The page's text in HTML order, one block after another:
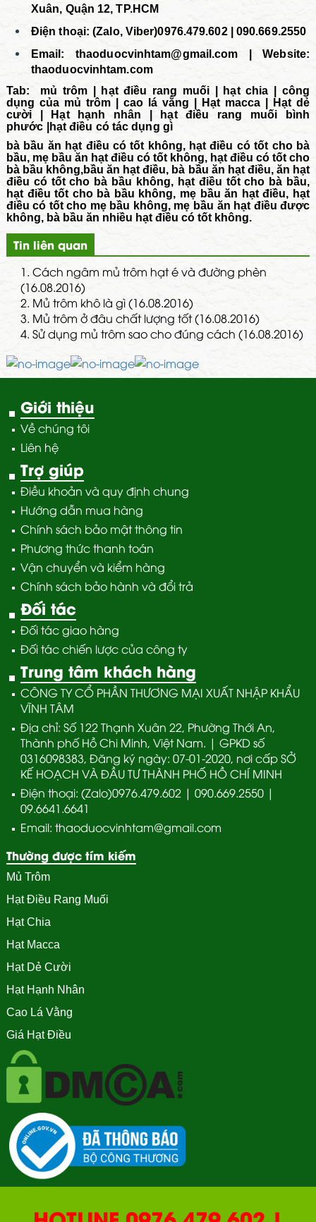
Xuân, Quận 12, TP.HCM
Điện thoại: (Zalo, Viber)0976.479.602 | 090.669.2550
Email: thaoduocvinhtam@gmail.com | Website:
thaoduocvinhtam.com
Tab: mủ trôm hạt điều rang muối hạt chia
công
dụng của mủ trôm
cao lá vằng Hạt macca
Hạt dẻ
cười
Hạt hạnh nhân
hạt điều rang muối bình
phước
hạt điều có tác dụng gì
bà bầu ăn hạt điều có tốt không, hạt điều có tốt cho bà
bầu, mẹ bầu ăn hạt điều có tốt không, hạt điều có tốt cho
bà bầu không,bầu ăn hạt điều, bà bầu ăn hạt điều, ăn hạt
điều có tốt cho bà bầu không, hạt điều tốt cho bà bầu,
hạt điều tốt cho bà bầu không, mẹ bầu ăn hạt điều, hạt
điều có tốt cho mẹ bầu không, mẹ bầu ăn hạt điều được
không, bà bầu ăn nhiều hạt điều có tốt không.
Tin liên quan
1. Cách ngâm mủ trôm hạt é và đường phèn
(16.08.2016)
2. Mủ trôm khô là gì (16.08.2016)
3. Mủ trôm ở đâu chất lượng tốt (16.08.2016)
4. Sử dụng mủ trôm sao cho đúng cách (16.08.2016)
Giới thiệu
Về chúng tôi
Liên hệ
Trợ giúp
Điều khoản và quy định chung
Hướng dẫn mua hàng
Chính sách bảo mật thông tin
Phương thức thanh toán
Vận chuyển và kiểm hàng
Chính sách bảo hành và đổi trả
Đối tác
Đối tác giao hàng
Đối tác chiến lược của công ty
Trung tâm khách hàng
CÔNG TY CỔ PHẦN THƯƠNG MẠI XUẤT NHẬP KHẨU
VĨNH TÂM
Địa chỉ: Số 122 Thạnh Xuân 22, Phường Thới An,
Thành phố Hồ Chi Minh, Việt Nam. | GPKD số
0316098383, Đăng ký ngày: 07-01-2020, nơi cấp SỞ
KẾ HOẠCH VÀ ĐẦU TƯ THÀNH PHỐ HỒ CHÍ MINH
Điện thoại: (Zalo)0976.479.602 | 090.669.2550 |
09.6641.6641
Email: thaoduocvinhtam@gmail.com
Thường được tím kiếm
Mủ Trôm
Hạt Điều Rang Muối
Hạt Chia
Hạt Macca
Hạt Dẻ Cười
Hạt Hạnh Nhân
Cao Lá Vằng
Giá Hạt Điều